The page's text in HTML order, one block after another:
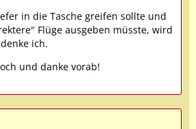
in die Tasche greifen sollte und
Flüge ausgeben müsste, wird
ich.
und danke vorab!